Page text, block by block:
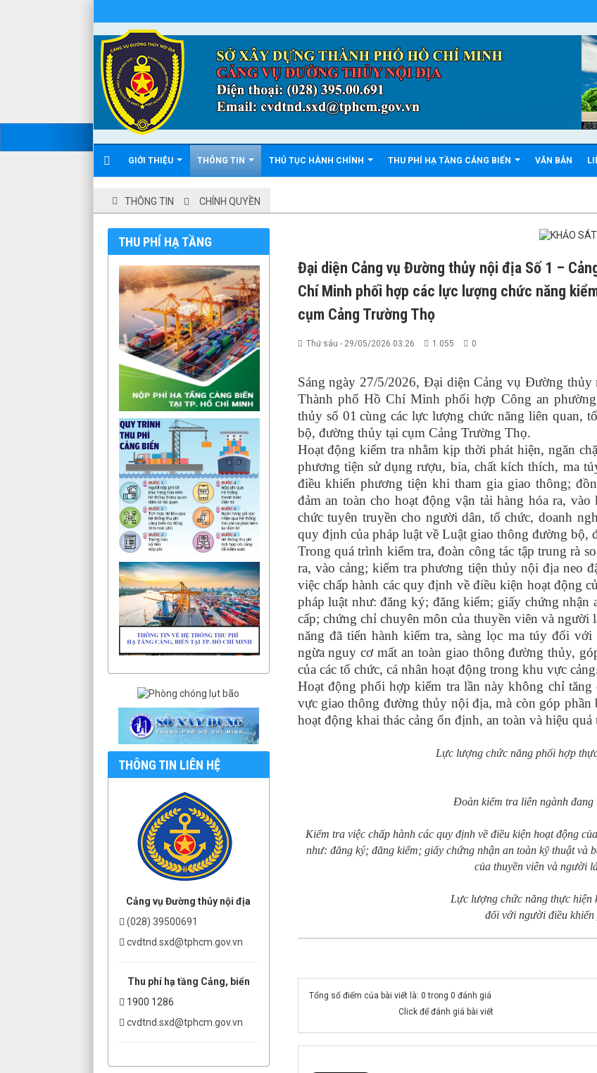
GIỚI THIỆU THÔNG TIN THỦ TỤC HÀNH CHÍNH THU PHÍ HẠ TẦNG CẢNG BIỂN VĂN BẢN
THÔNG TIN CHÍNH QUYỀN
THU PHÍ HẠ TẦNG
THÔNG TIN LIÊN HỆ
Cảng vụ Đường thủy nội địa
(028) 39500691
cvdtnd.sxd@tphcm.gov.vn
Thu phí hạ tầng Cảng, biển
1900 1286
cvdtnd.sxd@tphcm.gov.vn
Đại diện Cảng vụ Đường thủy nội địa Số 1 –
Chí Minh phối hợp các lực lượng chức năng
cụm Cảng Trường Thọ
Thứ sáu - 29/05/2026 03:26 1.055 0
Sáng ngày 27/5/2026, Đại diện Cảng vụ Đường
Thành phố Hồ Chí Minhphối hợp Công an
thủy số 01 cùng các lực lượng chức năng liên quan,
bộ, đường thủy tại cụm Cảng Trường Thọ.
Hoạt động kiểm tra nhằm kịp thời phát hiện, ngăn
phương tiện sử dụng rượu, bia, chất kích thích, ma
điều khiển phương tiện khi tham gia giao thông;
đảm an toàn cho hoạt động vận tải hàng hóa ra, vào
chức tuyên truyền cho người dân, tổ chức, doanh
quy định của pháp luật về Luật giao thông đường bộ,
Trong quá trình kiểm tra, đoàn công tác tập trung rà
ra, vào cảng; kiểm tra phương tiện thủy nội địa neo
việc chấp hành các quy định về điều kiện hoạt động
pháp luật như: đăng ký; đăng kiểm; giấy chứng nhận
cấp; chứng chỉ chuyên môn của thuyền viên và người
năng đã tiến hành kiểm tra, sàng lọc ma túy đối
ngừa nguy cơ mất an toàn giao thông đường thủy,
của các tổ chức, cá nhân hoạt động trong khu vực
Hoạt động phối hợp kiểm tra lần này không chỉ
vực giao thông đường thủy nội địa, mà còn góp phần
hoạt động khai thác cảng ổn định, an toàn và hiệu
Lực lượng chức năng phối hợp
Đoàn kiểm tra liên ngành đang
Kiểm tra việc chấp hành các quy định về điều kiện hoạt động
như: đăng ký; đăng kiểm; giấy chứng nhận an toàn kỹ thuật và
của thuyền viên và người
Lực lượng chức năng thực hiện
đối với người điều khiển
Tổng số điểm của bài viết là: 0 trong 0 đánh giá
Click để đánh giá bài viết